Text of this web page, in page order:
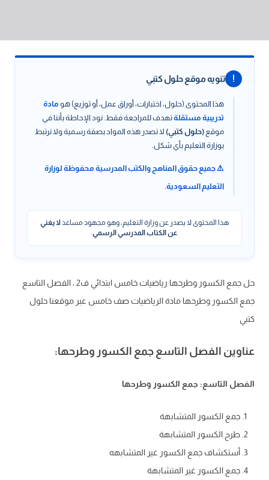
! تنويه موقع حلول كتبي
هذا المحتوى (حلول، اختبارات، أوراق عمل، أو توزيع) هو مادة
تدريبية مستقلةتهدف للمراجعة فقط. نود الإحاطة بأننا في
موقع (حلول كتبي) لا نصدر هذه المواد بصفة رسمية ولا نرتبط
بوزارة التعليم بأي شكل.
⚠️ جميع حقوق المناهج والكتب المدرسية محفوظة لوزارة
التعليم السعودية.
هذا المحتوى لا يصدر عن وزارة التعليم، وهو مجهود مساعدلا يغني
عن الكتاب المدرسي الرسمي.
حل جمع الكسور وطرحها رياضيات خامس ابتدائي ف2 ، الفصل التاسع
جمع الكسور وطرحها مادة الرياضيات صف خامس عبر موقعنا حلول
كتبي
عناوين الفصل التاسع جمع الكسور وطرحها:
الفصل التاسع: جمع الكسور وطرحها
جمع الكسور المتشابهة
طرح الكسور المتشابهة
أستكشاف جمع الكسور غير المتشابهه
جمع الكسور غير المتشابهة